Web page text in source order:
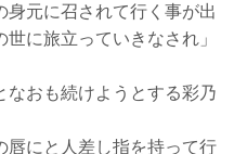
元に召されて行く事が出
に旅立っていきなされ」
なおも続けようとする彩乃
唇にと人差し指を持って行